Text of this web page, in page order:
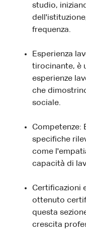
studio,
frequenza.
Esperienza
tirocinante, è
esperienze
che
sociale.
Competenze:
specifiche
come
capacità di
Certificazioni
ottenuto
questa
crescita